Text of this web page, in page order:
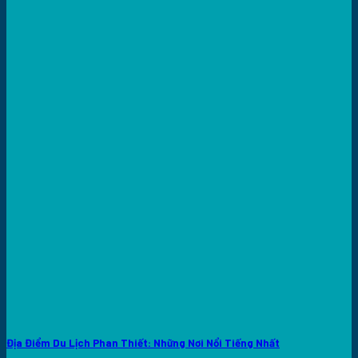
Địa Điểm Du Lịch Phan Thiết: Những Nơi Nổi Tiếng Nhất